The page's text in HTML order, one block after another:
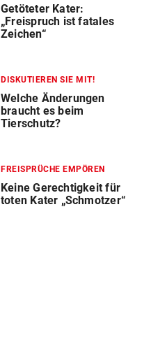
Getöteter Kater:
„Freispruch ist fatales
Zeichen“
DISKUTIEREN SIE MIT!
Welche Änderungen
braucht es beim
Tierschutz?
FREISPRÜCHE EMPÖREN
Keine Gerechtigkeit für
toten Kater „Schmotzer“